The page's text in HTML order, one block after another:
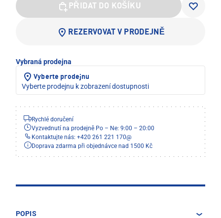
PŘIDAT DO KOŠÍKU
REZERVOVAT V PRODEJNĚ
Vybraná prodejna
Vyberte prodejnu
Vyberte prodejnu k zobrazení dostupnosti
Rychlé doručení
Vyzvednutí na prodejně Po – Ne: 9:00 – 20:00
Kontaktujte nás: +420 261 221 170@
Doprava zdarma při objednávce nad 1500 Kč
POPIS